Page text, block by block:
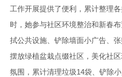
工作开展提供了便利，累计整理
时，她参与社区环境整治和新春
拭公共设施、铲除墙面小广告、
摆放绿植盆栽点缀社区，美化社
氛围，累计清理垃圾14袋、铲除